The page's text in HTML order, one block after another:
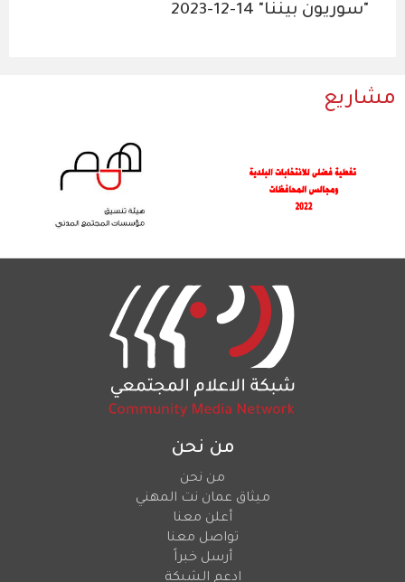
"سوريون بيننا" 14-12-2023
مشاريع
من نحن
من نحن
ميثاق عمان نت المهني
أعلن معنا
تواصل معنا
أرسل خبراً
ادعم الشبكة